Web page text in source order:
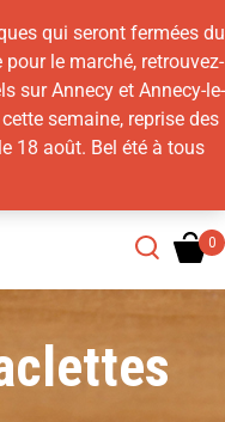
qui seront fermées du
le marché, retrouvez-
sur Annecy et Annecy-le-
semaine, reprise des
18 août. Bel été à tous